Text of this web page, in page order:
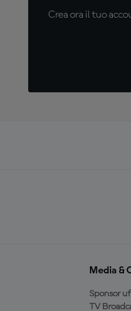
Crea ora il tuo
Media &
Sponsor
TV